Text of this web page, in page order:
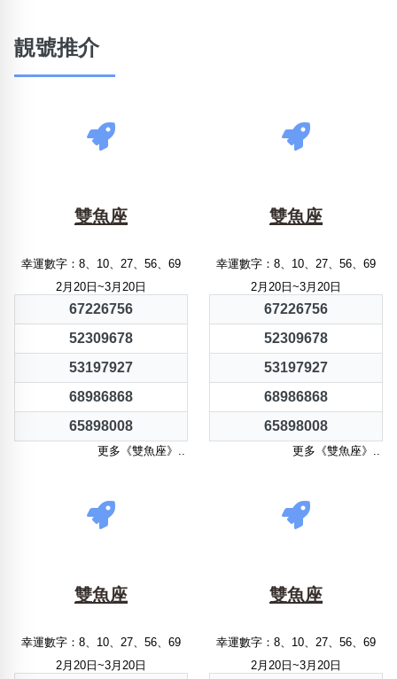
靚號推介
雙魚座
幸運數字：8、10、27、56、69
2月20日~3月20日
67226756
52309678
53197927
68986868
65898008
更多《雙魚座》..
雙魚座
幸運數字：8、10、27、56、69
2月20日~3月20日
67226756
52309678
53197927
68986868
65898008
更多《雙魚座》..
雙魚座
幸運數字：8、10、27、56、69
2月20日~3月20日
雙魚座
幸運數字：8、10、27、56、69
2月20日~3月20日